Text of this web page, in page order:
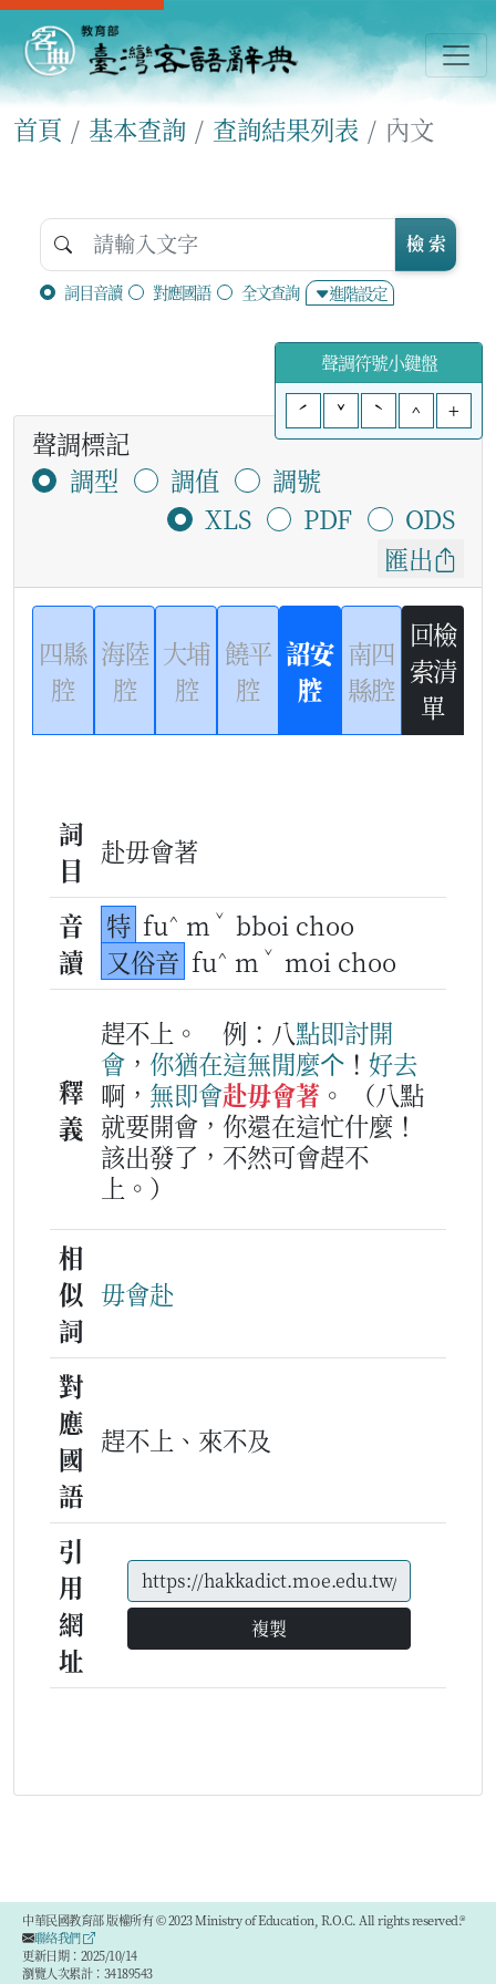
首頁 基本查詢 查詢結果列表 內文
詞目音讀 對應國語 全文查詢 進階設定
檢 索
聲調符號小鍵盤
ˊ
ˇ ˋ ^ +
聲調標記
調型
調值
調號
XLS
PDF
ODS
匯出
四縣
腔
海陸
腔
大埔
腔
饒平
腔
詔安
腔
南四
縣腔
回檢
索清
單
詞
目
赴毋會著
音
讀
特 fu^ m ˇ bboi choo
又俗音 fu^ m ˇ moi choo
釋
義
趕不上。 例：八點即討開
會 ， 你猶在這無閒麼个 ！ 好去
啊， 無即會赴毋會著 。
（八點
就要開會，你還在這忙什麼！
該出發了，不然可會趕不
上。）
相
似
詞
毋會赴
對
應
國
語
趕不上、來不及
引
用
網
址
複製
中華民國教育部 版權所有 © 2023 Ministry of Education, R.O.C. All rights reserved.®
聯絡我們
更新日期：2025/10/14
瀏覽人次累計：34189543